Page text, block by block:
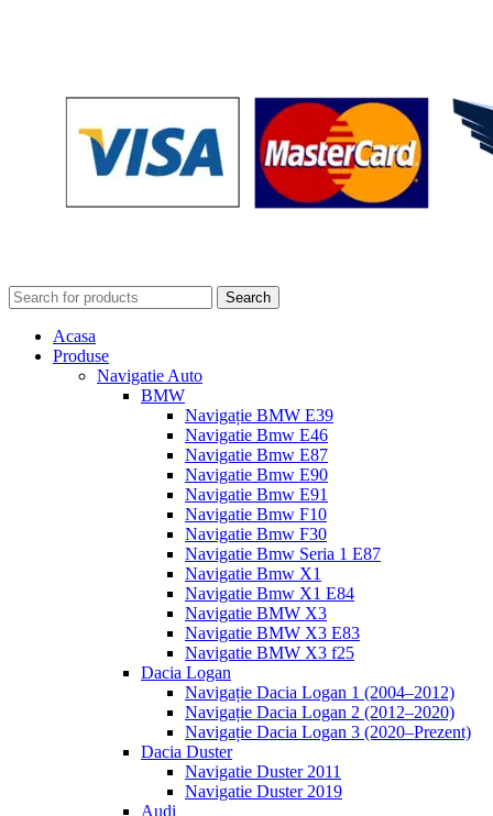
Search
Acasa
Produse
Navigatie Auto
BMW
Navigație BMW E39
Navigatie Bmw E46
Navigatie Bmw E87
Navigatie Bmw E90
Navigatie Bmw E91
Navigatie Bmw F10
Navigatie Bmw F30
Navigatie Bmw Seria 1 E87
Navigatie Bmw X1
Navigatie Bmw X1 E84
Navigatie BMW X3
Navigatie BMW X3 E83
Navigatie BMW X3 f25
Dacia Logan
Navigație Dacia Logan 1 (2004–2012)
Navigație Dacia Logan 2 (2012–2020)
Navigație Dacia Logan 3 (2020–Prezent)
Dacia Duster
Navigatie Duster 2011
Navigatie Duster 2019
Audi